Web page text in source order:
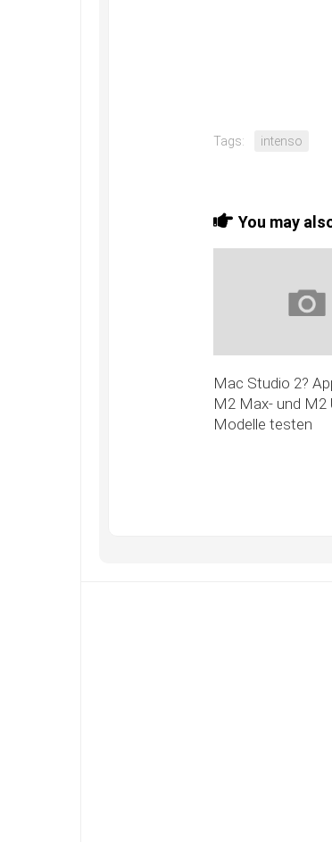
Tags: intenso
You may
Mac Studio 2?
M2 Max- und M2
Modelle testen